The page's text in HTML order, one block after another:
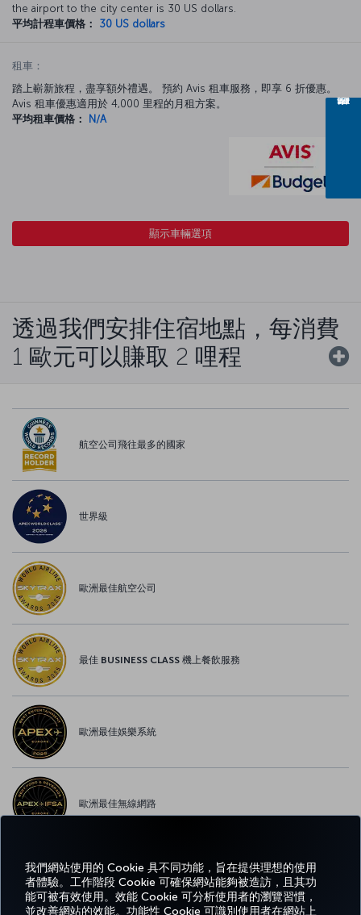
我們網站使用的 Cookie 具不同功能，旨在提供理想的使用
者體驗。工作階段 Cookie 可確保網站能夠被造訪，且其功
能可被有效使用。效能 Cookie 可分析使用者的瀏覽習慣，
並改善網站的效能。功能性 Cookie 可識別使用者在網站上
the airport to the city center is 30 US dollars.
平均計程車價格：
30 US dollars
租車：
踏上嶄新旅程，盡享額外禮遇。 預約 Avis 租車服務，即享 6 折優惠。
Avis 租車優惠適用於 4,000 里程的月租方案。
平均租車價格：
N/A
顯示車輛選項
透過我們安排住宿地點，每消費
1 歐元可以賺取 2 哩程
航空公司飛往最多的國家
世界級
歐洲最佳航空公司
最佳 BUSINESS CLASS 機上餐飲服務
歐洲最佳娛樂系統
歐洲最佳無線網路
Facebook
TwitterInstagram
YouTubeLinkedIn
Tiktok部落格Pinterest